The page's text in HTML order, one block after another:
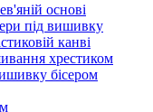
основі
під вишивку
канві
хрестиком
бісером